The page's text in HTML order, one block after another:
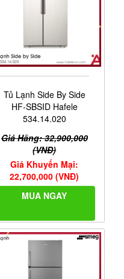
Tủ Lạnh Side By Side
HF-SBSID Hafele
534.14.020
Giá Hãng: 32,900,000
(VNĐ)
Giá Khuyến Mại:
22,700,000 (VNĐ)
MUA NGAY